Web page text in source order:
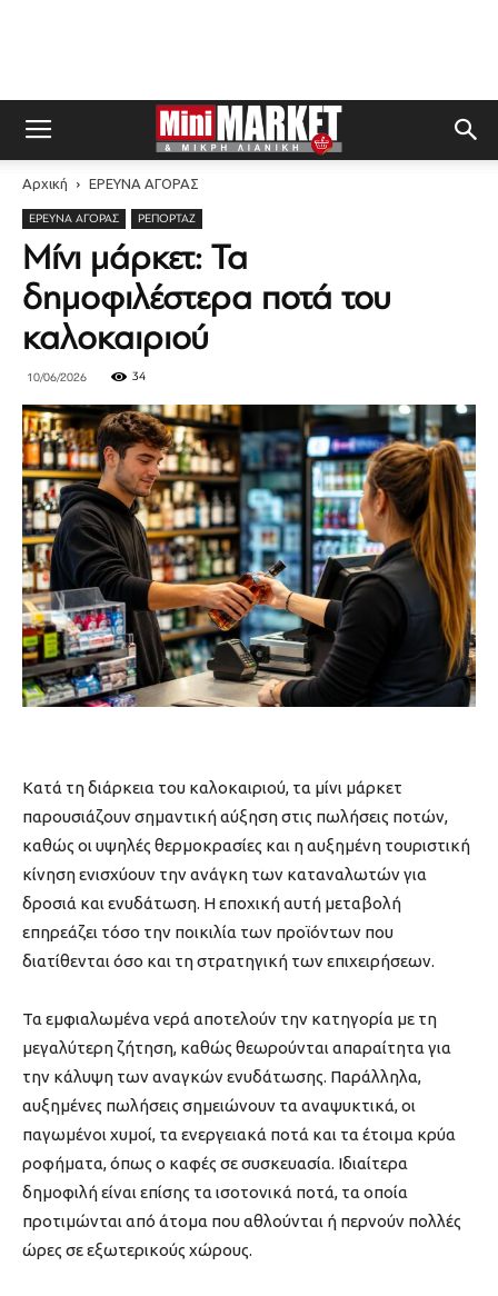
Αρχική ΕΡΕΥΝΑ ΑΓΟΡΑΣ
ΕΡΕΥΝΑ ΑΓΟΡΑΣ ΡΕΠΟΡΤΆΖ
Μίνι μάρκετ: Τα
δημοφιλέστερα ποτά του
καλοκαιριού
10/06/2026 34
Κατά τη διάρκεια του καλοκαιριού, τα μίνι μάρκετ
παρουσιάζουν σημαντική αύξηση στις πωλήσεις ποτών,
καθώς οι υψηλές θερμοκρασίες και η αυξημένη τουριστική
κίνηση ενισχύουν την ανάγκη των καταναλωτών για
δροσιά και ενυδάτωση. Η εποχική αυτή μεταβολή
επηρεάζει τόσο την ποικιλία των προϊόντων που
διατίθενται όσο και τη στρατηγική των επιχειρήσεων.
Τα εμφιαλωμένα νερά αποτελούν την κατηγορία με τη
μεγαλύτερη ζήτηση, καθώς θεωρούνται απαραίτητα για
την κάλυψη των αναγκών ενυδάτωσης. Παράλληλα,
αυξημένες πωλήσεις σημειώνουν τα αναψυκτικά, οι
παγωμένοι χυμοί, τα ενεργειακά ποτά και τα έτοιμα κρύα
ροφήματα, όπως ο καφές σε συσκευασία. Ιδιαίτερα
δημοφιλή είναι επίσης τα ισοτονικά ποτά, τα οποία
προτιμώνται από άτομα που αθλούνται ή περνούν πολλές
ώρες σε εξωτερικούς χώρους.